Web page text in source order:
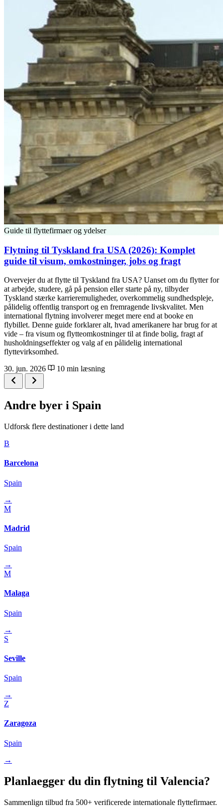
Guide til flyttefirmaer og ydelser
Flytning til Tyskland fra USA (2026): Komplet
guide til visum, omkostninger, jobs og fragt
Overvejer du at flytte til Tyskland fra USA? Uanset om du flytter for
at arbejde, studere, gå på pension eller starte på ny, tilbyder
Tyskland stærke karrieremuligheder, overkommelig sundhedspleje,
pålidelig offentlig transport og en fremragende livskvalitet. Men
international flytning involverer meget mere end at booke en
flybillet. Denne guide forklarer alt, hvad amerikanere har brug for at
vide – fra visum og flytteomkostninger til at finde bolig, fragt af
husholdningseffekter og valg af en pålidelig international
flyttevirksomhed.
30. jun. 2026
10 min læsning
Andre byer i Spain
Udforsk flere destinationer i dette land
B
Barcelona
Spain
→
M
Madrid
Spain
→
M
Malaga
Spain
→
S
Seville
Spain
→
Z
Zaragoza
Spain
→
Planlaegger du din flytning til Valencia?
Sammenlign tilbud fra 500+ verificerede internationale flyttefirmaer.